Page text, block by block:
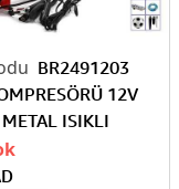
BR2491203
12V
ISIKLI